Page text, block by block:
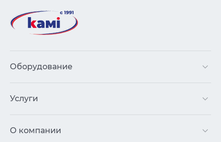
Оборудование
Услуги
О компании